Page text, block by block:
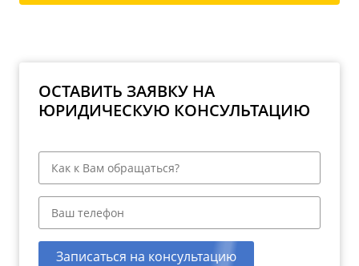
ОСТАВИТЬ ЗАЯВКУ НА
ЮРИДИЧЕСКУЮ КОНСУЛЬТАЦИЮ
Записаться на консультацию